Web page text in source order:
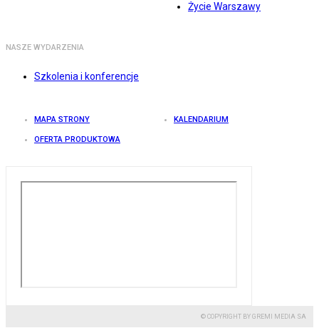
Życie Warszawy
NASZE WYDARZENIA
Szkolenia i konferencje
MAPA STRONY KALENDARIUM
OFERTA PRODUKTOWA
© COPYRIGHT BY GREMI MEDIA SA